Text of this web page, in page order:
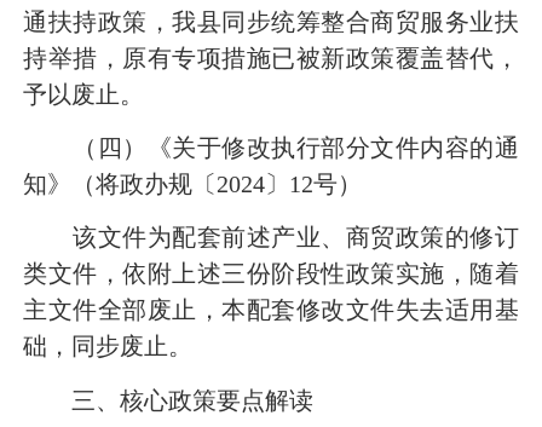
通扶持政策，我县同步统筹整合商贸服务业扶
持举措，原有专项措施已被新政策覆盖替代，
予以废止。
（四）《关于修改执行部分文件内容的通
知》（将政办规〔2024〕12号）
该文件为配套前述产业、商贸政策的修订
类文件，依附上述三份阶段性政策实施，随着
主文件全部废止，本配套修改文件失去适用基
础，同步废止。
三、核心政策要点解读